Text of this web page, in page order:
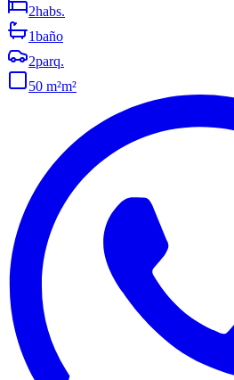
2habs.
1baño
2parq.
50 m²m²